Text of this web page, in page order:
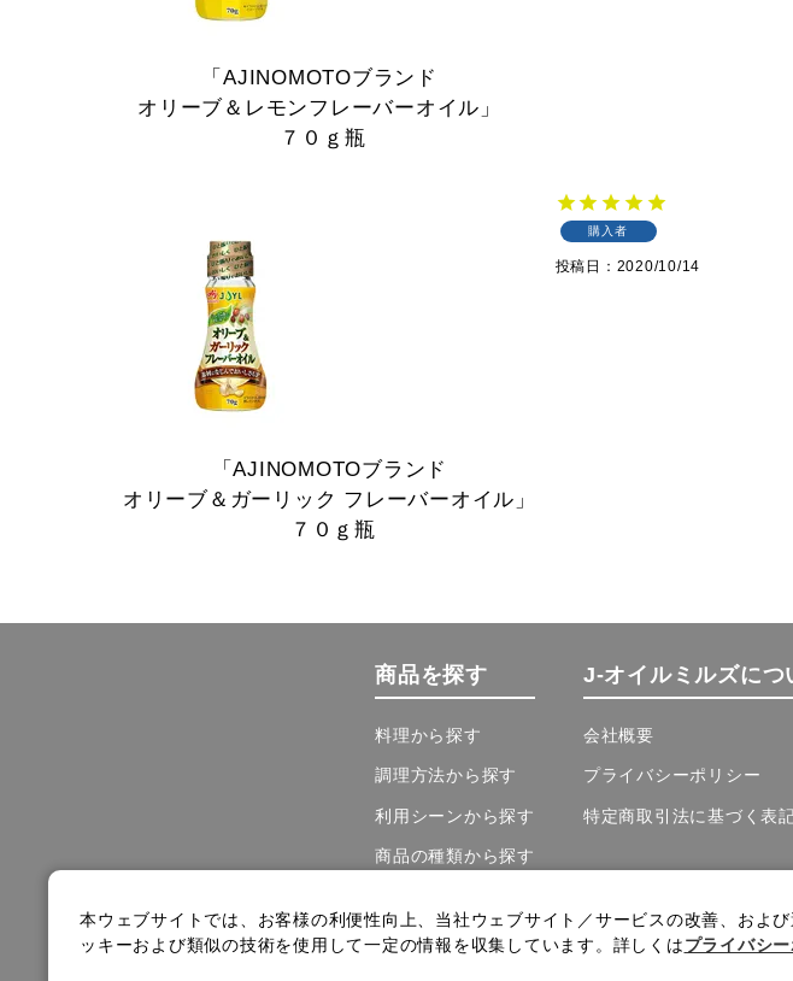
「AJINOMOTOブランド
オリーブ＆レモンフレーバーオイル」
７０ｇ瓶
「AJINOMOTOブランド
オリーブ＆ガーリック フレーバーオイル」
７０ｇ瓶
購入者
投稿日 2020/10/14
商品を探す
料理から探す
調理方法から探す
利用シーンから探す
商品の種類から探す
J-オイルミルズにつ
会社概要
プライバシーポリシー
特定商取引法に基づく表
本ウェブサイトでは、お客様の利便性向上、当社ウェブサイト／サービスの改善、およ
ッキーおよび類似の技術を使用して一定の情報を収集しています。詳しくはプライバシ